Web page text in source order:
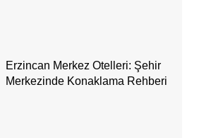
Erzincan Merkez Otelleri: Şehir
Merkezinde Konaklama Rehberi